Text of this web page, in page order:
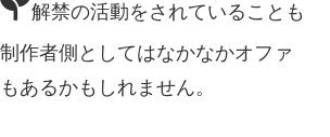
解禁の活動をされていることも
作者側としてはなかなかオファ
あるかもしれません。